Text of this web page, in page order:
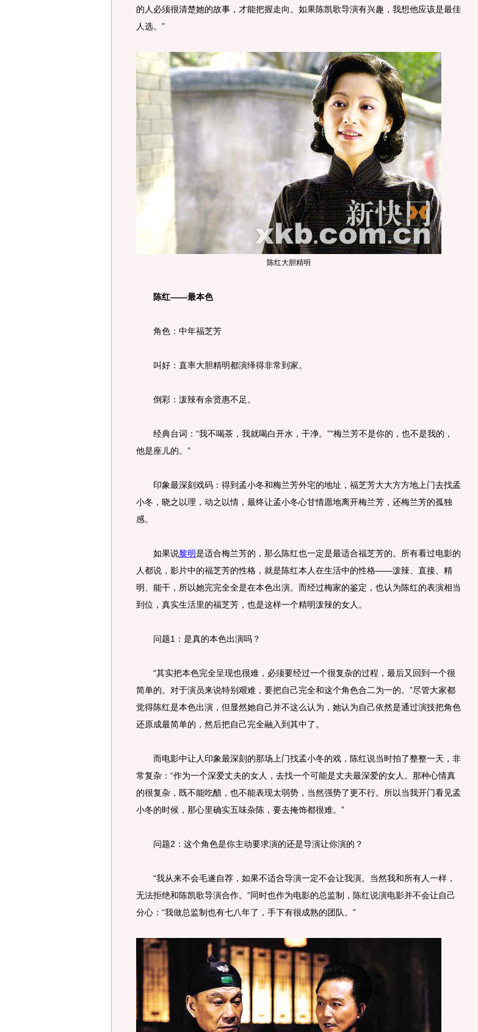
的人必须很清楚她的故事，才能把握走向。如果陈凯歌导演有兴趣，我想他应该是最佳
人选。”
陈红大胆精明
陈红——最本色
角色：中年福芝芳
叫好：直率大胆精明都演绎得非常到家。
倒彩：泼辣有余贤惠不足。
经典台词：“我不喝茶，我就喝白开水，干净。”“梅兰芳不是你的，也不是我的，
他是座儿的。”
印象最深刻戏码：得到孟小冬和梅兰芳外宅的地址，福芝芳大大方方地上门去找孟
小冬，晓之以理，动之以情，最终让孟小冬心甘情愿地离开梅兰芳，还梅兰芳的孤独
感。
如果说黎明是适合梅兰芳的，那么陈红也一定是最适合福芝芳的。所有看过电影的
人都说，影片中的福芝芳的性格，就是陈红本人在生活中的性格——泼辣、直接、精
明、能干，所以她完完全全是在本色出演。而经过梅家的鉴定，也认为陈红的表演相当
到位，真实生活里的福芝芳，也是这样一个精明泼辣的女人。
问题1：是真的本色出演吗？
“其实把本色完全呈现也很难，必须要经过一个很复杂的过程，最后又回到一个很
简单的。对于演员来说特别艰难，要把自己完全和这个角色合二为一的。”尽管大家都
觉得陈红是本色出演，但显然她自己并不这么认为，她认为自己依然是通过演技把角色
还原成最简单的，然后把自己完全融入到其中了。
而电影中让人印象最深刻的那场上门找孟小冬的戏，陈红说当时拍了整整一天，非
常复杂：“作为一个深爱丈夫的女人，去找一个可能是丈夫最深爱的女人。那种心情真
的很复杂，既不能吃醋，也不能表现太弱势，当然强势了更不行。所以当我开门看见孟
小冬的时候，那心里确实五味杂陈，要去掩饰都很难。”
问题2：这个角色是你主动要求演的还是导演让你演的？
“我从来不会毛遂自荐，如果不适合导演一定不会让我演。当然我和所有人一样，
无法拒绝和陈凯歌导演合作。”同时也作为电影的总监制，陈红说演电影并不会让自己
分心：“我做总监制也有七八年了，手下有很成熟的团队。”